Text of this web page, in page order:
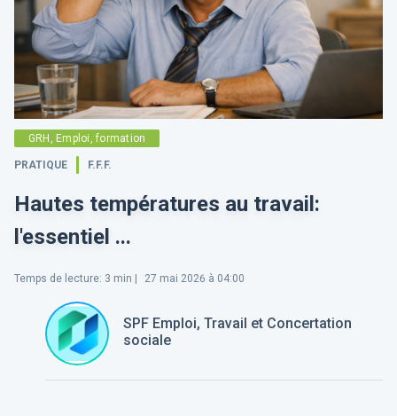
GRH, Emploi, formation
PRATIQUE F.F.F.
Hautes températures au travail:
l'essentiel ...
Temps de lecture: 3 min | 27 mai 2026 à 04:00
SPF Emploi, Travail et Concertation
sociale